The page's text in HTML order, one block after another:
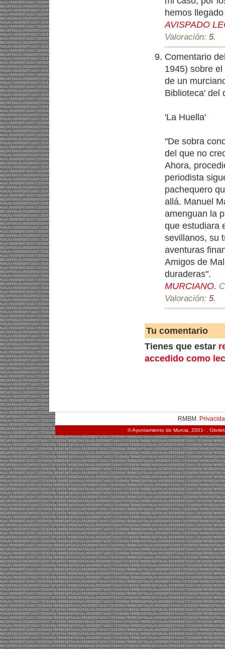
hemos
AVISPADO
Valoración: 5.
Comentario
1945) sobre
de un
Biblioteca' del
'La Huella'
"De sobra
del que no
Ahora,
periodista
pachequero
allá. Manuel
amenguan la
que estudiara
sevillanos, su
aventuras
Amigos de
duraderas".
MURCIANO.
Valoración: 5.
Tu comentario
Tienes que estar
accedido como
RMBM.
© Ayuntamiento de Murcia, 2001- .